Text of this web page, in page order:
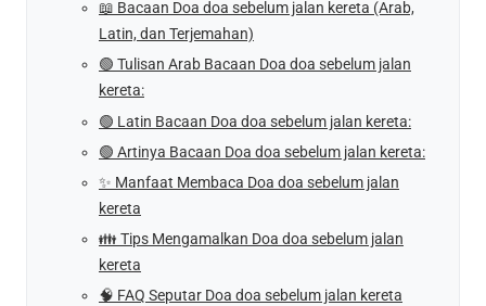
📖 Bacaan Doa doa sebelum jalan kereta (Arab,
Latin, dan Terjemahan)
🟢 Tulisan Arab Bacaan Doa doa sebelum jalan
kereta:
🟢 Latin Bacaan Doa doa sebelum jalan kereta:
🟢 Artinya Bacaan Doa doa sebelum jalan kereta:
✨ Manfaat Membaca Doa doa sebelum jalan
kereta
👪 Tips Mengamalkan Doa doa sebelum jalan
kereta
🧠 FAQ Seputar Doa doa sebelum jalan kereta